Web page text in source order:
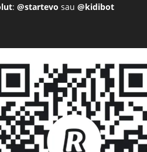
:@startevo sau@kidibot